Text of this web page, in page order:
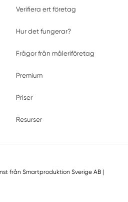
Verifiera ert företag
Hur det fungerar?
Frågor från måleriföretag
Premium
Priser
Resurser
från Smartproduktion Sverige AB|